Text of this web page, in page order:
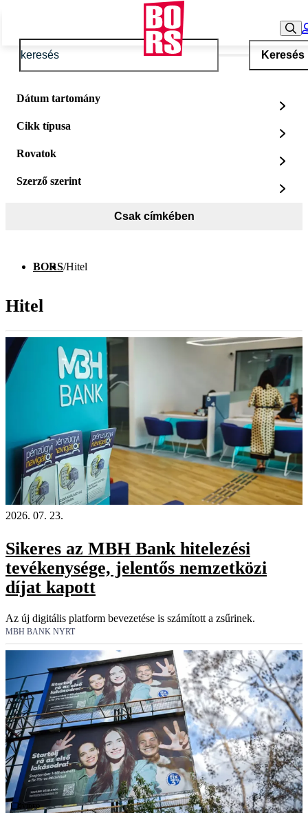
Keresés
Dátum tartomány
Cikk típusa
Rovatok
Szerző szerint
Csak címkében
BORS/Hitel
Hitel
2026. 07. 23.
Sikeres az MBH Bank hitelezési
tevékenysége, jelentős nemzetközi
díjat kapott
Az új digitális platform bevezetése is számított a zsűrinek.
MBH BANK NYRT
Videó